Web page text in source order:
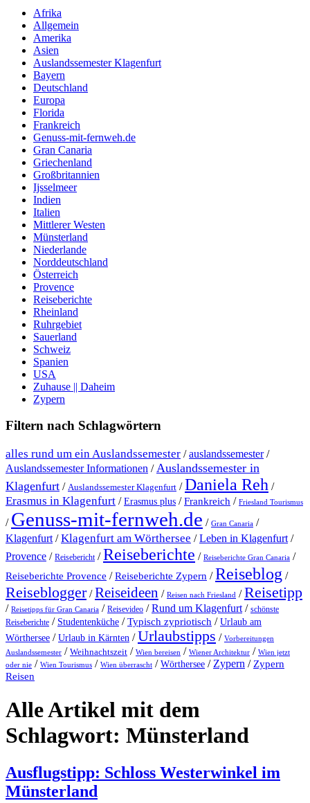
Afrika
Allgemein
Amerika
Asien
Auslandssemester Klagenfurt
Bayern
Deutschland
Europa
Florida
Frankreich
Genuss-mit-fernweh.de
Gran Canaria
Griechenland
Großbritannien
Ijsselmeer
Indien
Italien
Mittlerer Westen
Münsterland
Niederlande
Norddeutschland
Österreich
Provence
Reiseberichte
Rheinland
Ruhrgebiet
Sauerland
Schweiz
Spanien
USA
Zuhause || Daheim
Zypern
Filtern nach Schlagwörtern
alles rund um ein Auslandssemester /auslandssemester/
Auslandssemester Informationen / Auslandssemester in
Klagenfurt / Auslandssemester Klagenfurt /Daniela Reh /
Erasmus in Klagenfurt /Erasmus plus /Frankreich / Friesland Tourismus
/ Genuss-mit-fernweh.de / Gran Canaria /
Klagenfurt /Klagenfurt am Wörthersee /Leben in Klagenfurt /
Provence / Reisebericht /Reiseberichte / Reiseberichte Gran Canaria /
Reiseberichte Provence /Reiseberichte Zypern /Reiseblog /
Reiseblogger/Reiseideen / Reisen nach Friesland /Reisetipp
/ Reisetipps für Gran Canaria / Reisevideo /Rund um Klagenfurt / schönste
Reiseberichte / Studentenküche /Typisch zypriotisch / Urlaub am
Wörthersee / Urlaub in Kärnten /Urlaubstipps / Vorbereitungen
Auslandssemester / Weihnachtszeit / Wien bereisen / Wiener Architektur / Wien jetzt
oder nie / Wien Tourismus / Wien überrascht /Wörthersee / Zypern / Zypern
Reisen
Alle Artikel mit dem
Schlagwort: Münsterland
Ausflugstipp: Schloss Westerwinkel im
Münsterland